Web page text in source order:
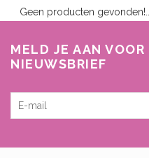
Geen producten gevonden!...
MELD JE AAN VOOR
NIEUWSBRIEF